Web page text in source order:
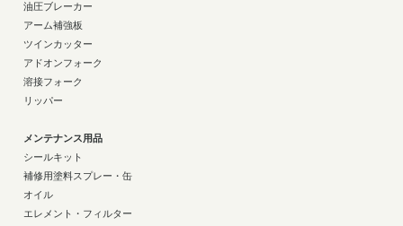
油圧ブレーカー
アーム補強板
ツインカッター
アドオンフォーク
溶接フォーク
リッパー
メンテナンス用品
シールキット
補修用塗料スプレー・缶
オイル
エレメント・フィルター